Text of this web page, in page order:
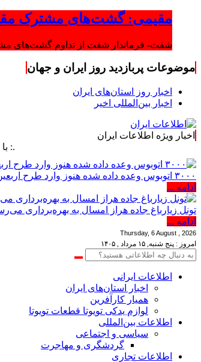
مقیمی: گشت‌های مشترک
شفت- فرماندار شفت از تداوم گشت‌های
موضوعات پربازدید روز ایران و جهان
اخبار روز استان‌های ایران
اخبار بین‌المللی اخیر
اخبار ویژه اطلاعات ایران
.: با
۳۰۰۰ اتوبوس وعده داده شده هنوز وارد طرح اربعین نشده است
ادامه ...
تونل زیارباغ جاده هراز امسال به بهره‌برداری
ادامه ...
Thursday, 6 August , 2026
امروز : پنج شنبه, ۱۵ مرداد , ۱۴۰۵
اطلاعات‌ ‎ایرانی
اخبار استان‌های ایران
همیار کارآفرین
لوازم یدکی تویوتا قطعات تویوتا
اطلاعات بین‌المللی
سیاسی و اجتماعی
گردشگری و مهاجرت
اطلاعات تجاری